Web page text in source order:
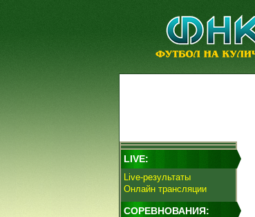
LIVE:
Live-результаты
Онлайн трансляции
СОРЕВНОВАНИЯ: